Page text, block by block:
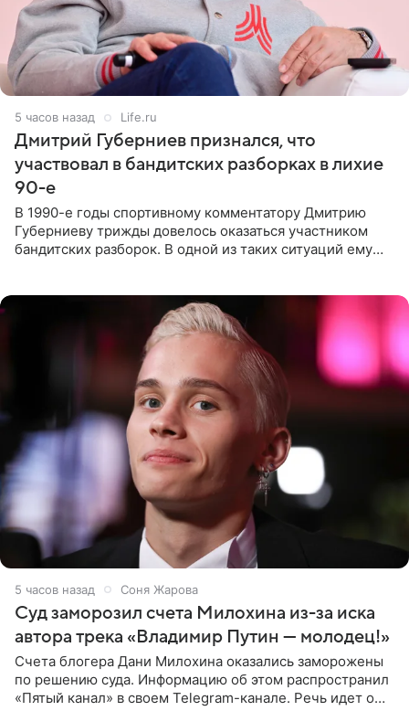
5 часов назад Life.ru
Дмитрий Губерниев признался, что
участвовал в бандитских разборках в лихие
90-е
В 1990-е годы спортивному комментатору Дмитрию
Губерниеву трижды довелось оказаться участником
бандитских разборок. В одной из таких ситуаций ему
5 часов назад Соня Жарова
Суд заморозил счета Милохина из-за иска
автора трека «Владимир Путин — молодец!»
Счета блогера Дани Милохина оказались заморожены
по решению суда. Информацию об этом распространил
«Пятый канал» в своем Telegram-канале. Речь идет о